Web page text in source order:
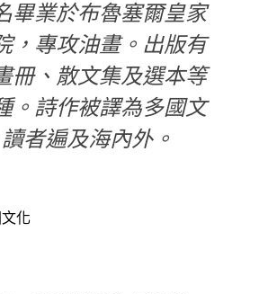
畢業於布魯塞爾皇家
，專攻油畫。出版有
冊、散文集及選本等
。詩作被譯為多國文
者遍及海內外。
化